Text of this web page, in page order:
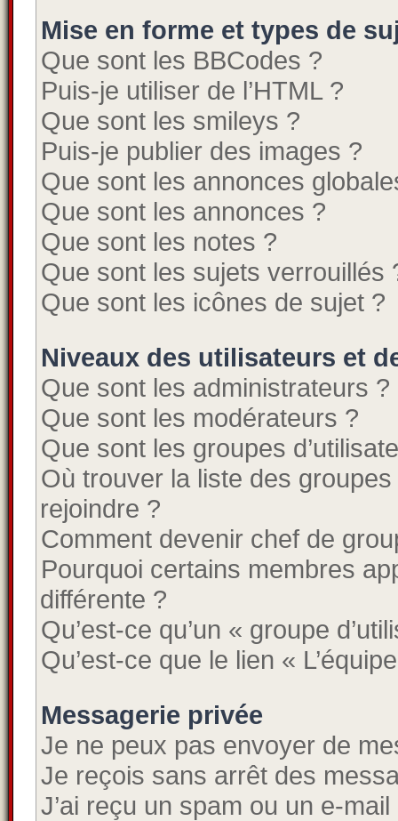
Mise en forme et types de
Que sont les BBCodes ?
Puis-je utiliser de l’HTML ?
Que sont les smileys ?
Puis-je publier des images ?
Que sont les annonces
Que sont les annonces ?
Que sont les notes ?
Que sont les sujets verrouillés
Que sont les icônes de sujet ?
Niveaux des utilisateurs et
Que sont les administrateurs ?
Que sont les modérateurs ?
Que sont les groupes
Où trouver la liste des
rejoindre ?
Comment devenir chef de
Pourquoi certains membres
différente ?
Qu’est-ce qu’un « groupe
Qu’est-ce que le lien «
Messagerie privée
Je ne peux pas envoyer de
Je reçois sans arrêt des
J’ai reçu un spam ou un e-